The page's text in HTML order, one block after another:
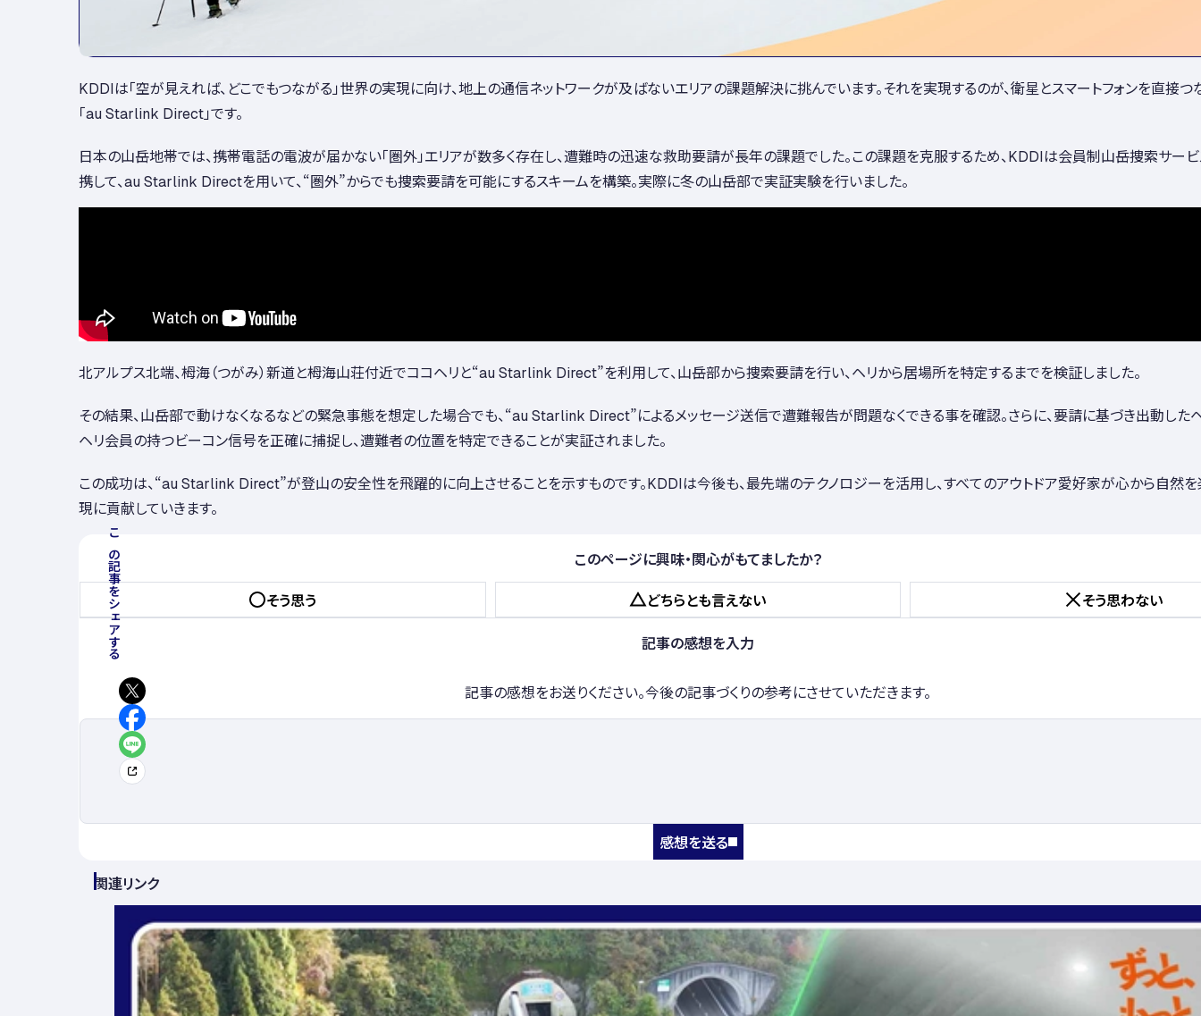
KDDIは「空が見えれば、どこでもつながる」世界の実現に向け、地上の通信ネットワークが及ばないエリアの課題解決に挑んでいます。それを実現するのが、衛星とスマートフォンを直接
「au Starlink Direct」です。
日本の山岳地帯では、携帯電話の電波が届かない「圏外」エリアが数多く存在し、遭難時の迅速な救助要請が長年の課題でした。この課題を克服するため、KDDIは会員制山岳捜索サービ
携して、au Starlink Directを用いて、“圏外”からでも捜索要請を可能にするスキームを構築。実際に冬の山岳部で実証実験を行いました。
北アルプス北端、栂海（つがみ）新道と栂海山荘付近でココヘリと“au Starlink Direct”を利用して、山岳部から捜索要請を行い、ヘリから居場所を特定するまでを検証しました。
その結果、山岳部で動けなくなるなどの緊急事態を想定した場合でも、“au Starlink Direct”によるメッセージ送信で遭難報告が問題なくできる事を確認。さらに、要請に基づき出動した
ヘリ会員の持つビーコン信号を正確に捕捉し、遭難者の位置を特定できることが実証されました。
この成功は、“au Starlink Direct”が登山の安全性を飛躍的に向上させることを示すものです。KDDIは今後も、最先端のテクノロジーを活用し、すべてのアウトドア愛好家が心から自然
現に貢献していきます。
この記事をシェアする
このページに興味・関心がもてましたか？
そう思う
どちらとも言えない
そう思わない
記事の感想を入力
記事の感想をお送りください。今後の記事づくりの参考にさせていただきます。
感想を送る
関連リンク